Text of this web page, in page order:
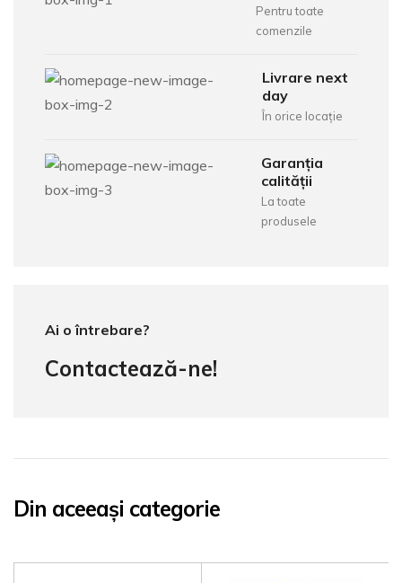
Pentru toate
comenzile
Livrare next
day
În orice locație
Garanția
calității
La toate
produsele
Ai o întrebare?
Contactează-ne!
Din aceeași categorie